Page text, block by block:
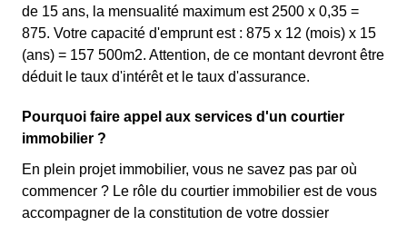
de 15 ans, la mensualité maximum est 2500 x 0,35 =
875. Votre capacité d'emprunt est : 875 x 12 (mois) x 15
(ans) = 157 500m2. Attention, de ce montant devront être
déduit le taux d'intérêt et le taux d'assurance.
Pourquoi faire appel aux services d'un courtier
immobilier ?
En plein projet immobilier, vous ne savez pas par où
commencer ? Le rôle du courtier immobilier est de vous
accompagner de la constitution de votre dossier